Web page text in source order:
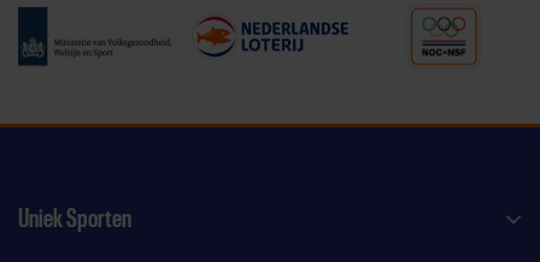
Uniek Sporten